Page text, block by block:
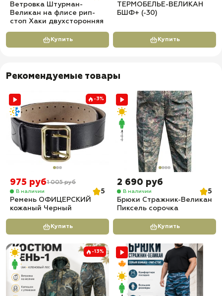
Ветровка Штурман-
Великан на флисе рип-
стоп Хаки двухсторонняя
Купить
ТЕРМОБЕЛЬЕ-ВЕЛИКАН
БШФ+ (-30)
Купить
Рекомендуемые товары
-3%
975 руб1 005 руб
В наличии
5
Ремень ОФИЦЕРСКИЙ
кожаный Черный
Купить
2 690 руб
В наличии
5
Брюки Стражник-Великан
Пиксель сорочка
Купить
-13%